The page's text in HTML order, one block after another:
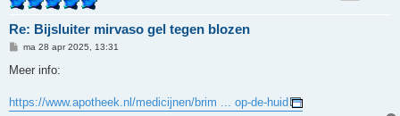
Re: Bijsluiter mirvaso gel tegen blozen
B
r
h
t
ma 28 apr 2025, 13:31
Meer info:
https://www.apotheek.nl/medicijnen/brim ... op-de-huid